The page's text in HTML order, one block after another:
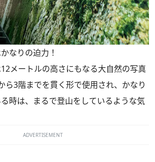
なりの迫力！
メートルの高さにもなる大自然の写真
ら3階までを貫く形で使用され、かなり
時は、まるで登山をしているような気
ADVERTISEMENT